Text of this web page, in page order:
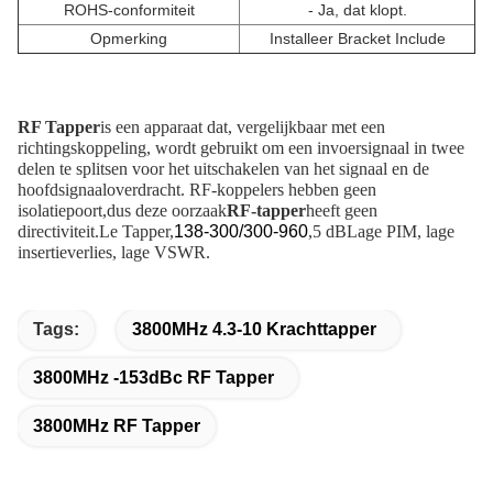
ROHS-conformiteit
- Ja, dat klopt.
Opmerking
Installeer Bracket Include
RF Tapperis een apparaat dat, vergelijkbaar met een
richtingskoppeling, wordt gebruikt om een invoersignaal in twee
delen te splitsen voor het uitschakelen van het signaal en de
hoofdsignaaloverdracht. RF-koppelers hebben geen
isolatiepoort,dus deze oorzaakRF-tapperheeft geen
directiviteit.Le Tapper,138-300/300-960,5 dBLage PIM, lage
insertieverlies, lage VSWR.
Tags: 3800MHz 4.3-10 Krachttapper
3800MHz -153dBc RF Tapper
3800MHz RF Tapper